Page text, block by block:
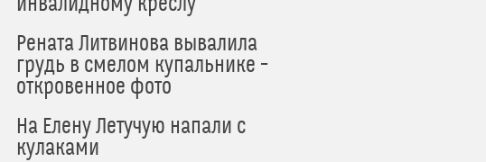
Рената Литвинова вывалила
грудь в смелом купальнике –
откровенное фото
На Елену Летучую напали с
кулаками